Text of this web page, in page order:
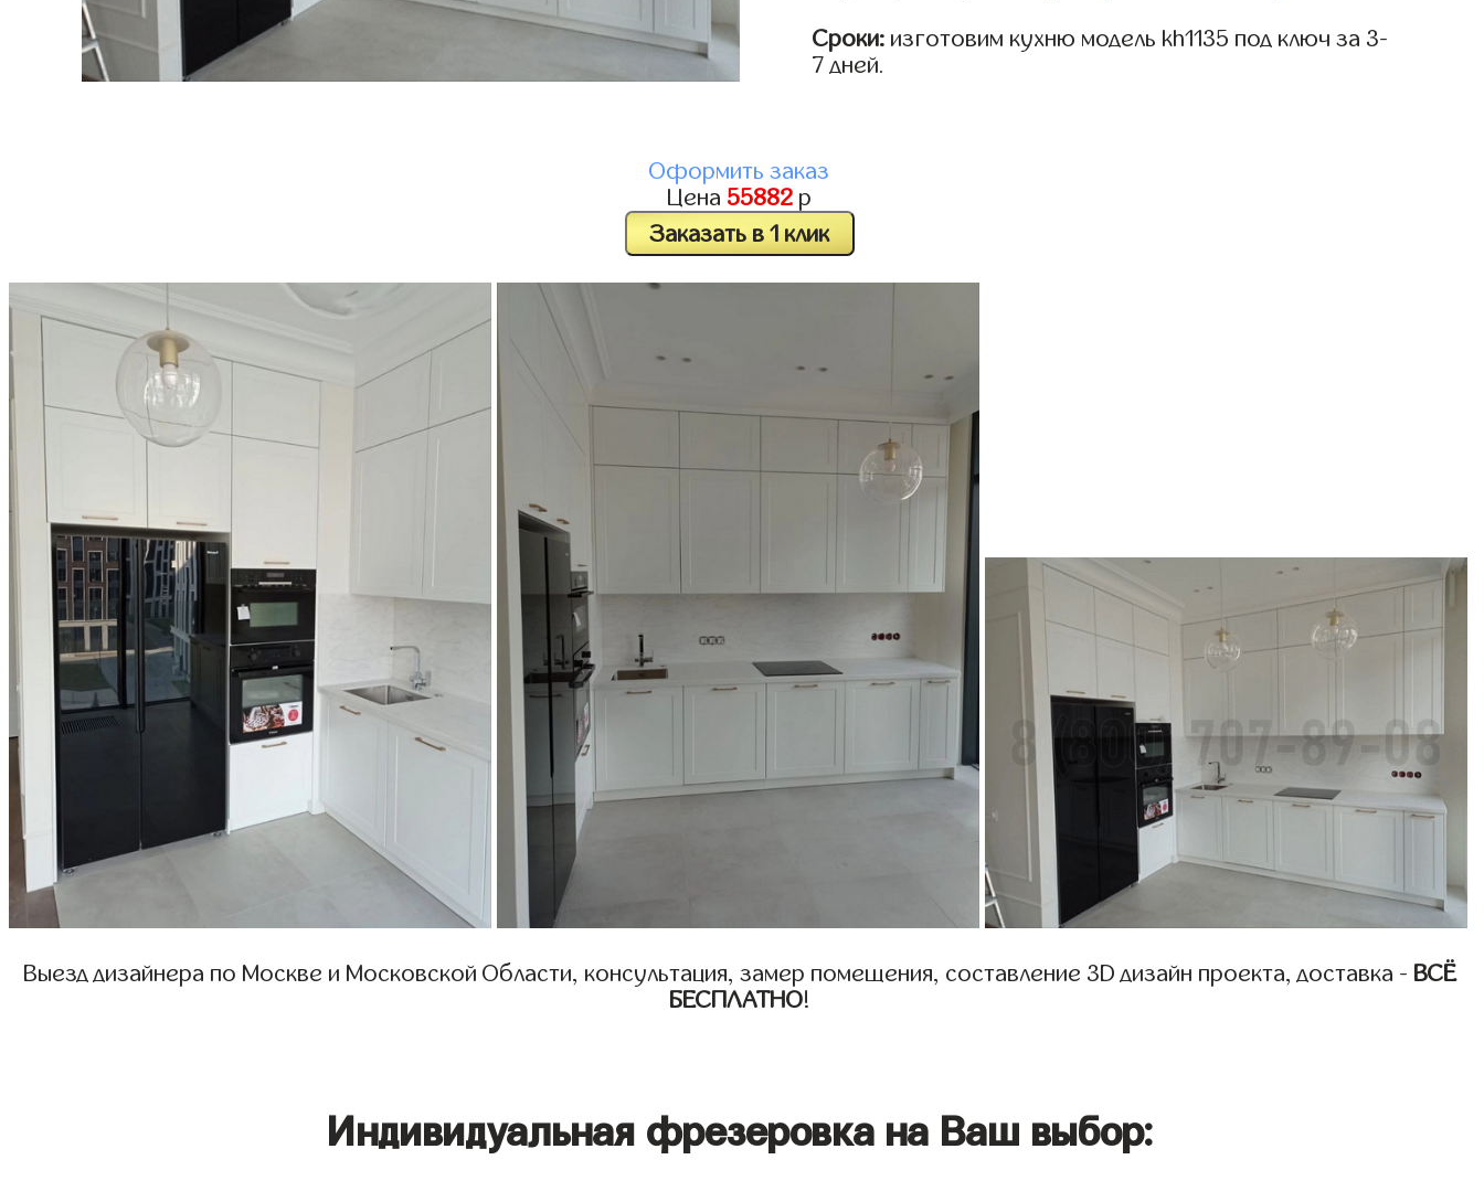
Сроки: изготовим кухню модель kh1135 под ключ за 3-
7 дней.
Оформить заказ
Цена 55882 р
Заказать в 1 клик
Выезд дизайнера по Москве и Московской Области, консультация, замер помещения, составление 3D дизайн проекта, доставка - ВСЁ
БЕСПЛАТНО!
Индивидуальная фрезеровка на Ваш выбор: